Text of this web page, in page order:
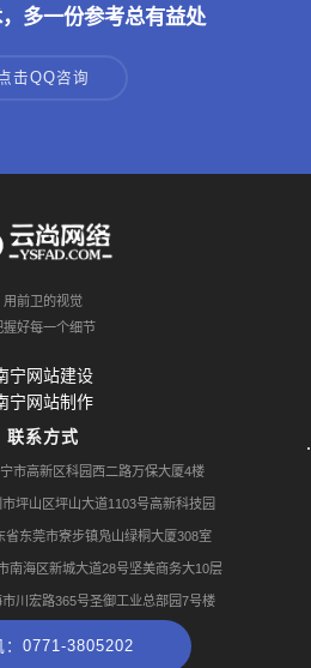
多一份参考总有益处
击QQ咨询
用前卫的视觉
握好每一个细节
宁网站建设
宁网站制作
联系方式
市高新区科园西二路万保大厦4楼
坪山区坪山大道1103号高新科技园
省东莞市寮步镇凫山绿桐大厦308室
南海区新城大道28号坚美商务大10层
市川宏路365号圣御工业总部园7号楼
：0771-3805202